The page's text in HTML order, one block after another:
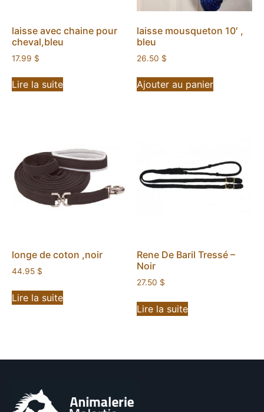
laisse avec chaine pour
cheval,bleu
17.99 $
Lire la suite
laisse mousqueton 10′ ,
bleu
26.50 $
Ajouter au panier
longe de coton ,noir
44.95 $
Lire la suite
Rene De Baril Tressé –
Noir
27.50 $
Lire la suite